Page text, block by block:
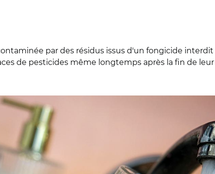
par des résidus issus d'un fongicide
de pesticides même longtemps après la fin de